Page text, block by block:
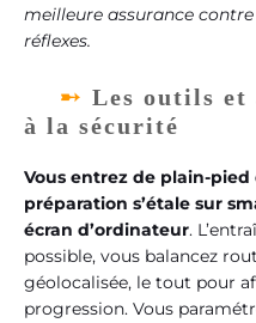
meilleure assurance contre
réflexes.
Les outils et
à la sécurité
Vous entrez de plain-
préparation s’étale sur
écran d’ordinateur.
possible, vous balancez
géolocalisée, le tout pour
progression. Vous